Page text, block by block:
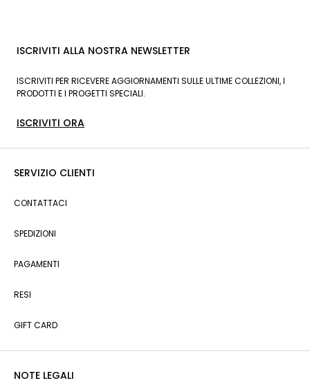
ISCRIVITI ALLA NOSTRA NEWSLETTER
ISCRIVITI PER RICEVERE AGGIORNAMENTI SULLE ULTIME COLLEZIONI, I
PRODOTTI E I PROGETTI SPECIALI.
ISCRIVITI ORA
SERVIZIO CLIENTI
CONTATTACI
SPEDIZIONI
PAGAMENTI
RESI
GIFT CARD
NOTE LEGALI